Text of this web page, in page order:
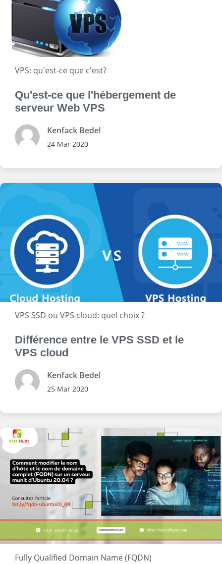
VPS: qu'est-ce que c'est?
Qu'est-ce que l'hébergement de
serveur Web VPS
Kenfack Bedel
24 Mar 2020
VPS SSD ou VPS cloud: quel choix ?
Différence entre le VPS SSD et le
VPS cloud
Kenfack Bedel
25 Mar 2020
Fully Qualified Domain Name (FQDN)